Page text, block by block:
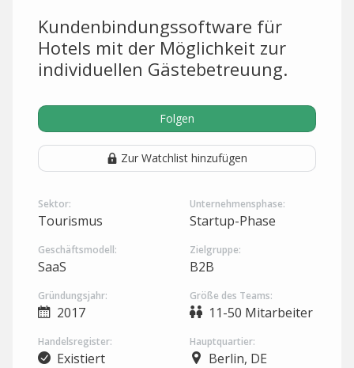
Kundenbindungssoftware für
Hotels mit der Möglichkeit zur
individuellen Gästebetreuung.
Folgen
Zur Watchlist hinzufügen
Sektor:
Tourismus
Unternehmensphase:
Startup-Phase
Geschäftsmodell:
SaaS
Zielgruppe:
B2B
Gründungsjahr:
2017
Größe des Teams:
11-50 Mitarbeiter
Handelsregister:
Existiert
Hauptquartier:
Berlin, DE